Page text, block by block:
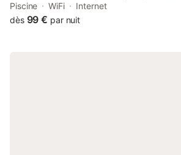
parking for guests who drive.
Piscine WiFi
Internet
dès 99 € par nuit